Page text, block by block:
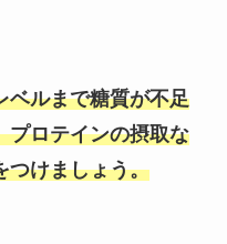
ベルまで糖質が不足
プロテインの摂取な
つけましょう。